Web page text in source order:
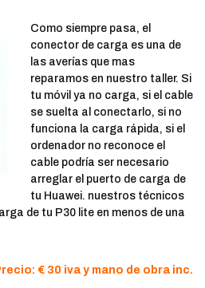
Como siempre pasa, el
conector de carga es una de
las averías que mas
reparamos en nuestro taller. Si
tu móvil ya no carga, si el cable
se suelta al conectarlo, si no
funciona la carga rápida, si el
ordenador no reconoce el
cable podría ser necesario
arreglar el puerto de carga de
tu Huawei. nuestros técnicos
de tu P30 lite en menos de una
€ 30 iva y mano de obra inc.